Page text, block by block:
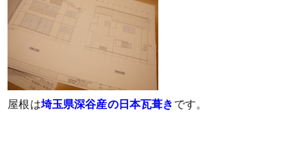
屋根は埼玉県深谷産の日本瓦葺き です。